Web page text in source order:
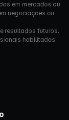
em mercados ou
negociações ou
resultados futuros.
habilitados.